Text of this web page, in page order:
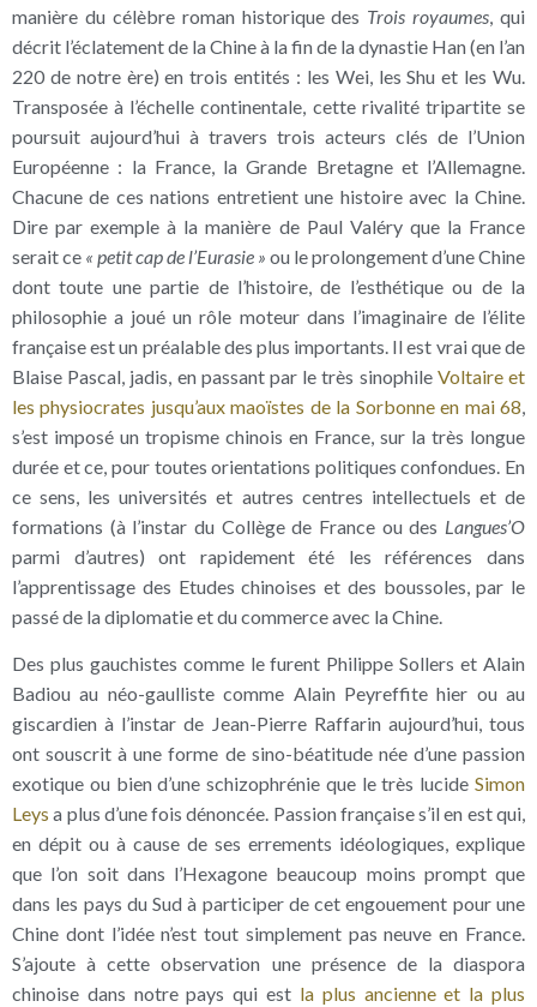
manière du célèbre roman historique des Trois royaumes , qui
décrit l’éclatement de la Chine à la fin de la dynastie Han (en l’an
220 de notre ère) en trois entités : les Wei, les Shu et les Wu.
Transposée à l’échelle continentale, cette rivalité tripartite se
poursuit aujourd’hui à travers trois acteurs clés de l’Union
Européenne : la France, la Grande Bretagne et l’Allemagne.
Chacune de ces nations entretient une histoire avec la Chine.
Dire par exemple à la manière de Paul Valéry que la France
serait ce « petit cap de l’Eurasie » ou le prolongement d’une Chine
dont toute une partie de l’histoire, de l’esthétique ou de la
philosophie a joué un rôle moteur dans l’imaginaire de l’élite
française est un préalable des plus importants. Il est vrai que de
Blaise Pascal, jadis, en passant par le très sinophile Voltaire et
les physiocrates jusqu’aux maoïstes de la Sorbonne en mai 68
s’est imposé un tropisme chinois en France, sur la très longue
durée et ce, pour toutes orientations politiques confondues. En
ce sens, les universités et autres centres intellectuels et de
formations (à l’instar du Collège de France ou des Langues’O
parmi d’autres) ont rapidement été les références dans
l’apprentissage des Etudes chinoises et des boussoles, par le
passé de la diplomatie et du commerce avec la Chine.
Des plus gauchistes comme le furent Philippe Sollers et Alain
Badiou au néo-gaulliste comme Alain Peyreffite hier ou au
giscardien à l’instar de Jean-Pierre Raffarin aujourd’hui, tous
ont souscrit à une forme de sino-béatitude née d’une passion
exotique ou bien d’une schizophrénie que le très lucide Simon
Leys a plus d’une fois dénoncée. Passion française s’il en est qui,
en dépit ou à cause de ses errements idéologiques, explique
que l’on soit dans l’Hexagone beaucoup moins prompt que
dans les pays du Sud à participer de cet engouement pour une
Chine dont l’idée n’est tout simplement pas neuve en France.
S’ajoute à cette observation une présence de la diaspora
chinoise dans notre pays qui est la plus ancienne et la plus